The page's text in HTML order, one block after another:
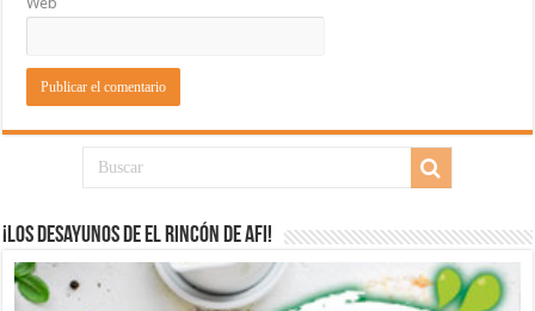
¡Los desayunos de El Rincón de Afi!